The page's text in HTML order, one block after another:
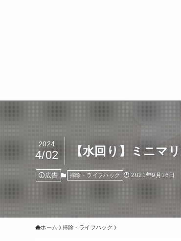
【水回り】ミニマ
2024
4/02
広告 掃除・ライフハック 2021年9月16日
ホーム 掃除・ライフハック